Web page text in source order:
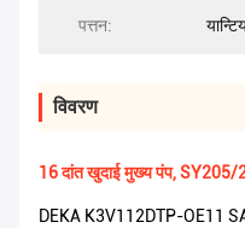
पत्तन:
विवरण
16 दांत खुदाई मुख्य पंप, SY205/
DEKA K3V112DTP-OE11